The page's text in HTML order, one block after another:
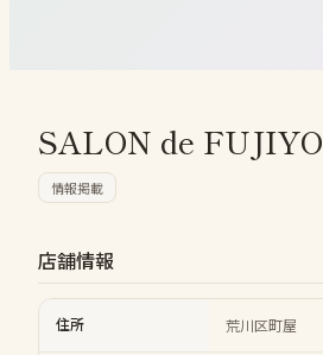
SALON de FUJIYO
情報掲載
店舗情報
住所 荒川区町屋